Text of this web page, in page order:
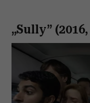
„Sully”